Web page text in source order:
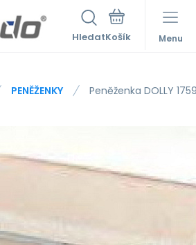
Hledat Menu
PENĚŽENKY Peněženka DOLLY